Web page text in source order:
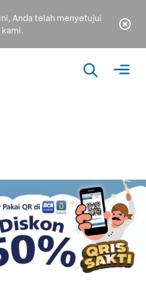
Anda telah menyetujui
kami.